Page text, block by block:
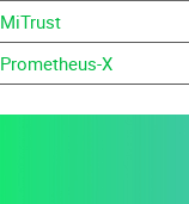
MiTrust
Prometheus-X